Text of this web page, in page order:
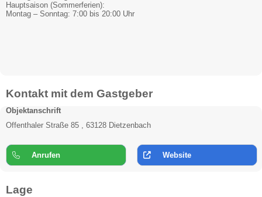
Hauptsaison (Sommerferien):
Montag – Sonntag: 7:00 bis 20:00 Uhr
Kontakt mit dem Gastgeber
Objektanschrift
Offenthaler Straße 85 , 63128 Dietzenbach
Anrufen Website
Lage